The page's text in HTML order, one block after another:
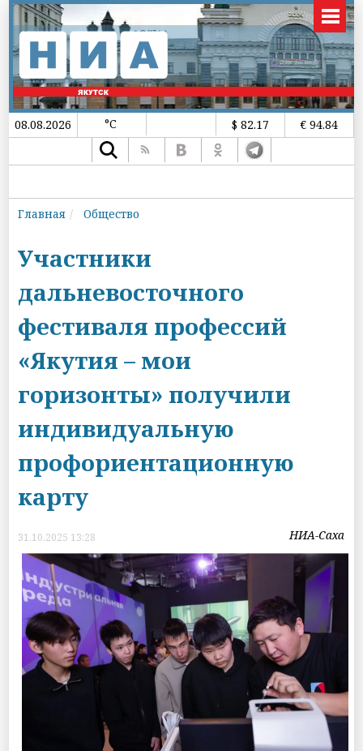
08.08.2026 °C $ 82.17 € 94.84
Главная Общество
Участники
дальневосточного
фестиваля профессий
«Якутия – мои
горизонты» получили
индивидуальную
профориентационную
карту
31.10.2025 13:28 НИА-Саха